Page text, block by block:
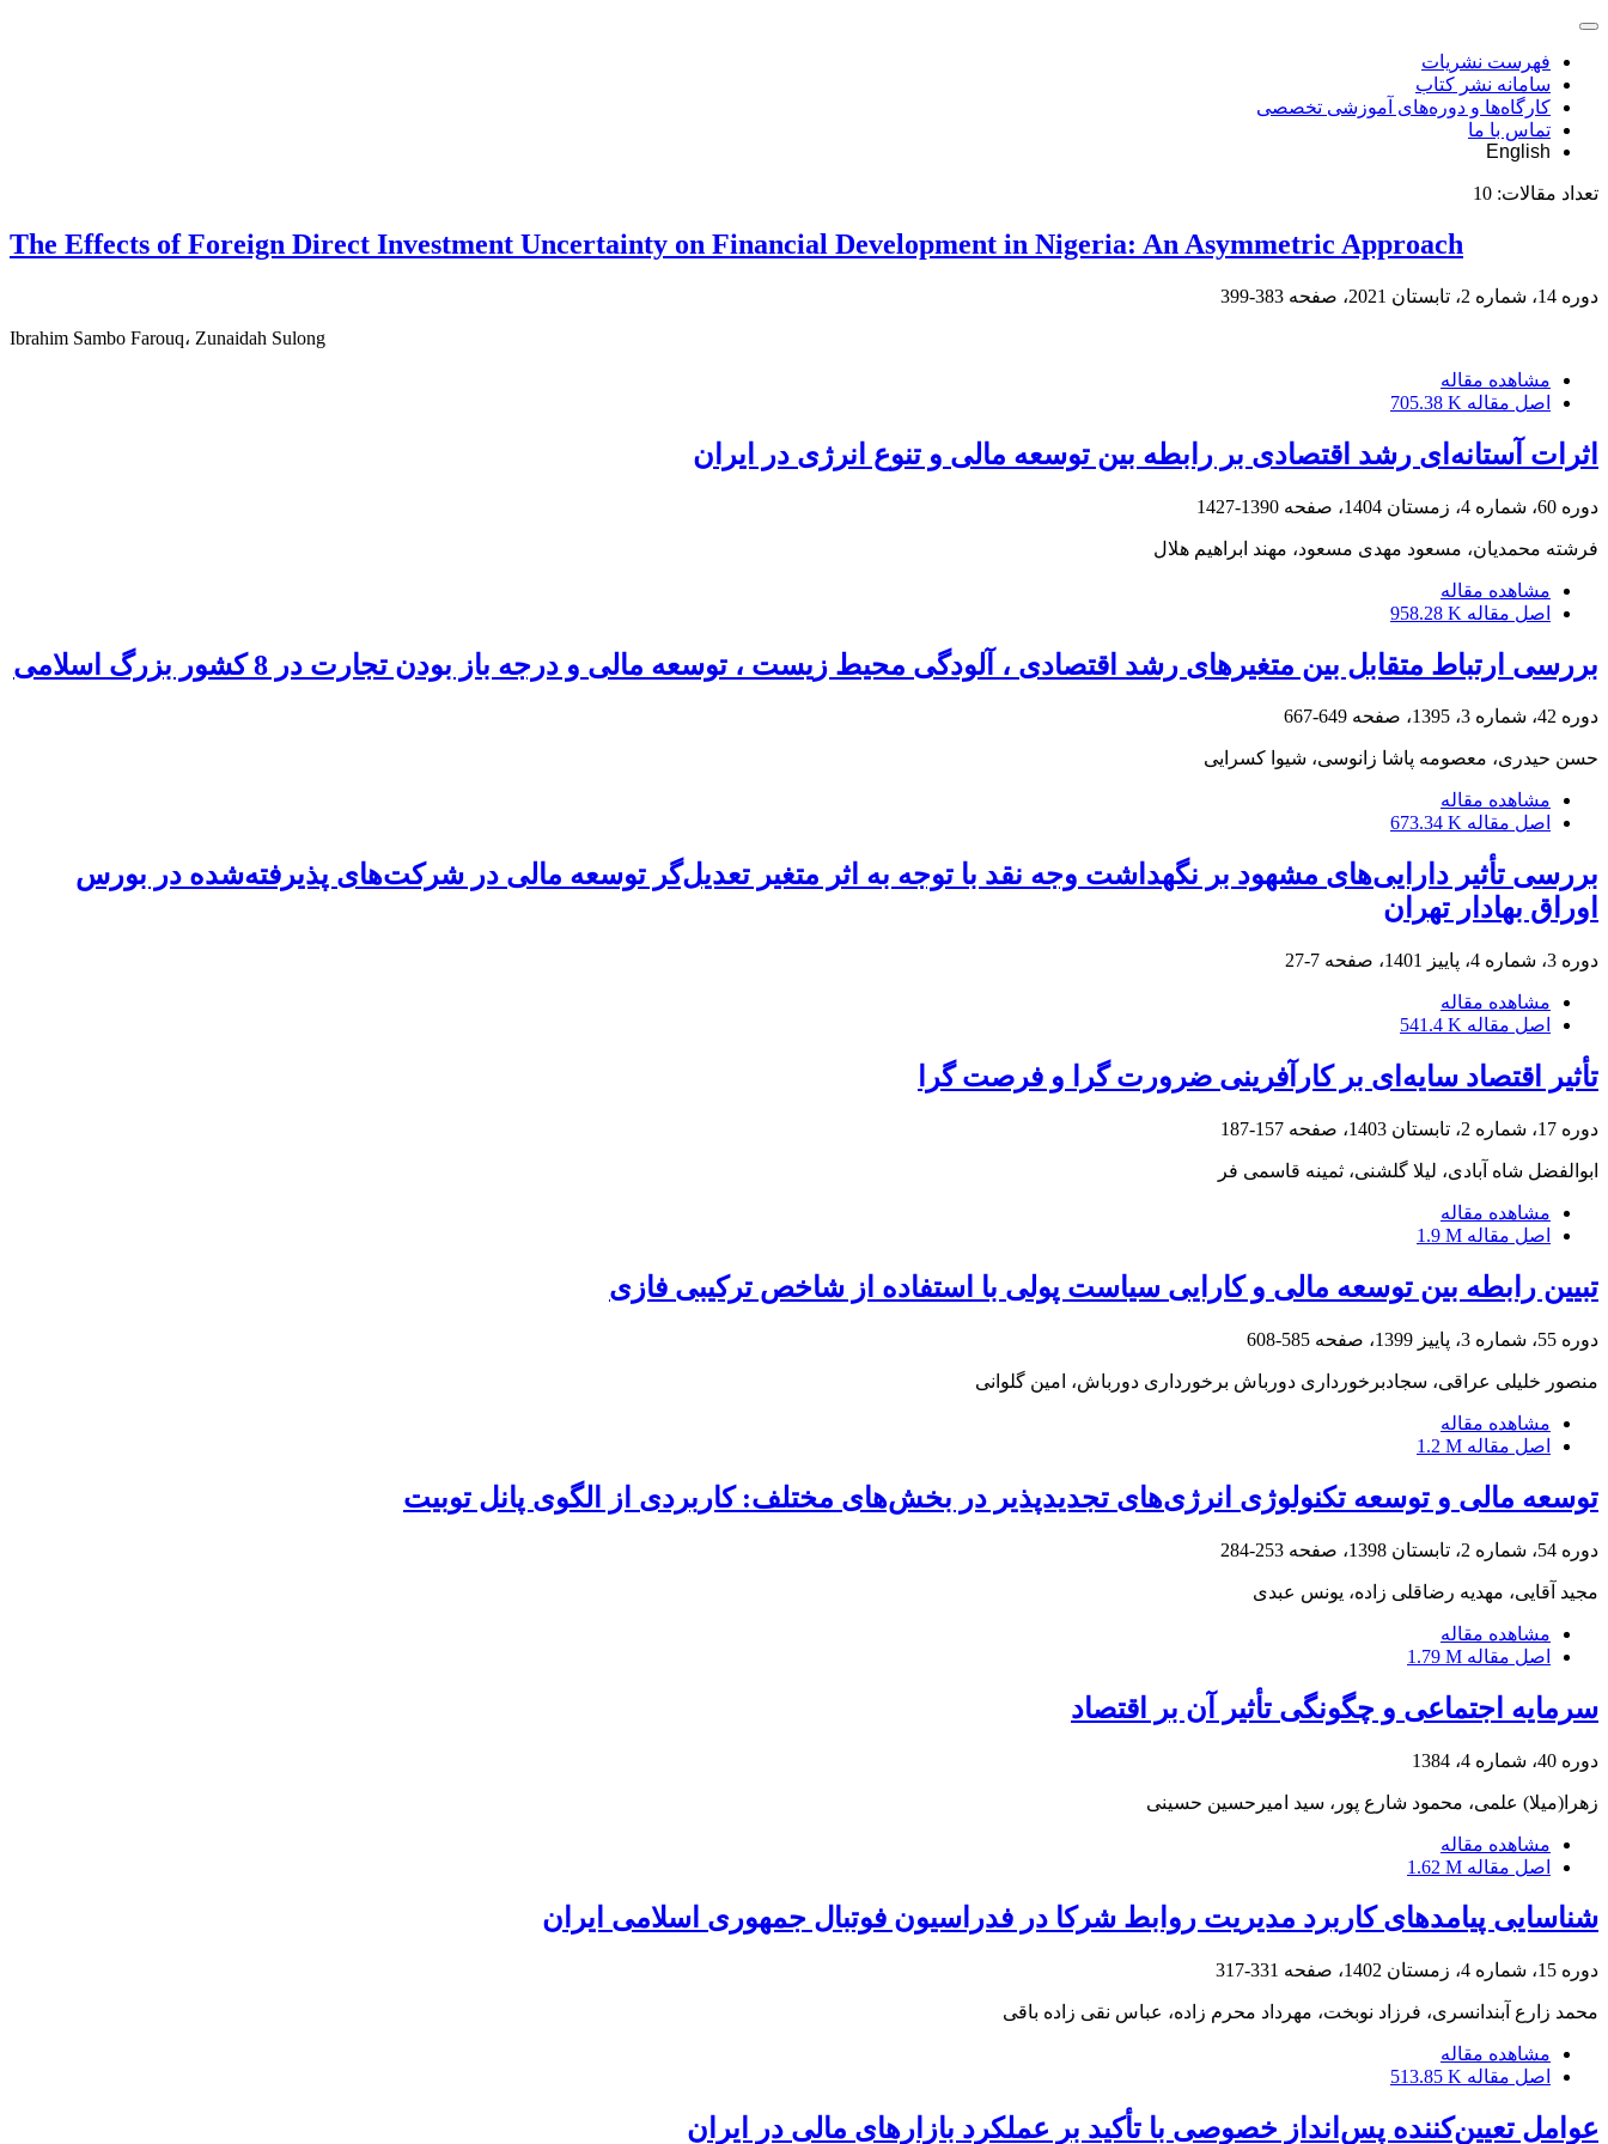
فهرست نشریات
سامانه نشر کتاب
کارگاه‌ها و دوره‌های آموزشی تخصصی
تماس با ما
English
تعداد مقالات: 10
The Effects of Foreign Direct Investment Uncertainty on Financial Development in Nigeria: An Asymmetric Approach
دوره 14، شماره 2، تابستان 2021، صفحه 383-399
Ibrahim Sambo Farouq، Zunaidah Sulong
مشاهده مقاله
اصل مقاله 705.38 K
اثرات آستانه‌ای رشد اقتصادی بر رابطه بین توسعه مالی و تنوع انرژی در ایران
دوره 60، شماره 4، زمستان 1404، صفحه 1390-1427
فرشته محمدیان، مسعود مهدی مسعود، مهند ابراهیم هلال
مشاهده مقاله
اصل مقاله 958.28 K
بررسی ارتباط متقابل بین متغیرهای رشد اقتصادی ، آلودگی محیط زیست ، توسعه مالی و درجه باز بودن تجارت در 8 کشور بزرگ اسلامی
دوره 42، شماره 3، 1395، صفحه 649-667
حسن حیدری، معصومه پاشا زانوسی، شیوا کسرایی
مشاهده مقاله
اصل مقاله 673.34 K
بررسی تأثیر دارایی‌های مشهود بر نگهداشت وجه نقد با توجه به اثر متغیر تعدیل‌گر توسعه مالی در شرکت‌های پذیرفته‌شده در بورس
اوراق بهادار تهران
دوره 3، شماره 4، پاییز 1401، صفحه 7-27
مشاهده مقاله
اصل مقاله 541.4 K
تأثیر اقتصاد سایه‌ای بر کارآفرینی ضرورت گرا و فرصت گرا
دوره 17، شماره 2، تابستان 1403، صفحه 157-187
ابوالفضل شاه آبادی، لیلا گلشنی، ثمینه قاسمی فر
مشاهده مقاله
اصل مقاله 1.9 M
تبیین رابطه بین توسعه مالی و کارایی سیاست پولی با استفاده از شاخص ترکیبی فازی
دوره 55، شماره 3، پاییز 1399، صفحه 585-608
منصور خلیلی عراقی، سجادبرخورداری دورباش برخورداری دورباش، امین گلوانی
مشاهده مقاله
اصل مقاله 1.2 M
توسعه مالی و توسعه تکنولوژی انرژی‌های تجدیدپذیر در بخش‌های مختلف: کاربردی از الگوی پانل توبیت
دوره 54، شماره 2، تابستان 1398، صفحه 253-284
مجید آقایی، مهدیه رضاقلی زاده، یونس عبدی
مشاهده مقاله
اصل مقاله 1.79 M
سرمایه اجتماعی و چگونگی تأثیر آن بر اقتصاد
دوره 40، شماره 4، 1384
زهرا(میلا) علمی، محمود شارع پور، سید امیرحسین حسینی
مشاهده مقاله
اصل مقاله 1.62 M
شناسایی پیامدهای کاربرد مدیریت روابط شرکا در فدراسیون فوتبال جمهوری اسلامی ایران
دوره 15، شماره 4، زمستان 1402، صفحه 331-317
محمد زارع آبندانسری، فرزاد نوبخت، مهرداد محرم زاده، عباس نقی زاده باقی
مشاهده مقاله
اصل مقاله 513.85 K
عوامل تعیین‌کننده پس‌انداز خصوصی با تأکید بر عملکرد بازار‌های مالی در ایران